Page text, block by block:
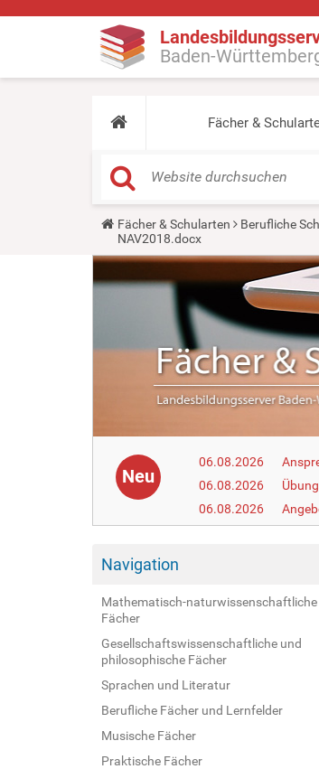
Baden-
Fächer &
Y
u
a
r
e
Fächer & Schularten Berufliche
NAV2018.docx
Neu
06.08.2026
06.08.2026
06.08.2026
Navigation
Mathematisch-naturwissenschaftliche
Fächer
Gesellschaftswissenschaftliche und
philosophische Fächer
Sprachen und Literatur
Berufliche Fächer und Lernfelder
Musische Fächer
Praktische Fächer